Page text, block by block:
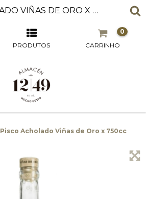
PISCO ACHOLADO VIÑAS DE ORO X 750CC
PRODUTOS CARRINHO
0
Pisco Acholado Viñas de Oro x 750cc